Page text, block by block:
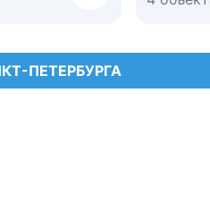
ПЕТЕРБУРГА